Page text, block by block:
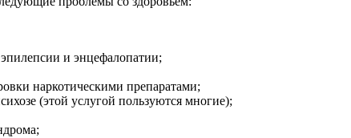
и энцефалопатии;
наркотическими препаратами;
(этой услугой пользуются многие);